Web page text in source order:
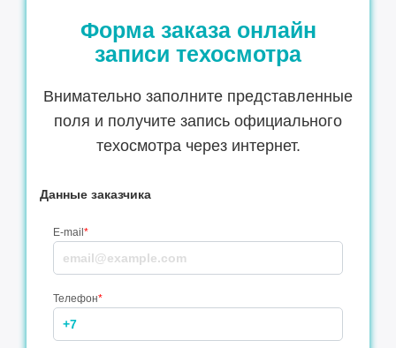
Форма заказа онлайн
записи техосмотра
Внимательно заполните представленные
поля и получите запись официального
техосмотра через интернет.
Данные заказчика
E-mail *
Телефон*